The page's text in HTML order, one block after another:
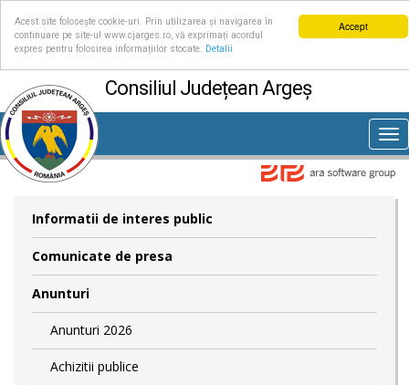
Accept
Acest site folosește cookie-uri. Prin utilizarea și navigarea în
continuare pe site-ul www.cjarges.ro, vă exprimați acordul
expres pentru folosirea informațiilor stocate.
Detalii
Consiliul Județean Argeș
Informatii de interes public
Comunicate de presa
Anunturi
Anunturi 2026
Achizitii publice